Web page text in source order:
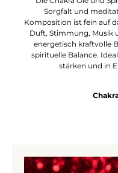
Sorgfalt und
Komposition ist fein auf
Duft, Stimmung, Musik
energetisch kraftvolle
spirituelle Balance.
stärken und in